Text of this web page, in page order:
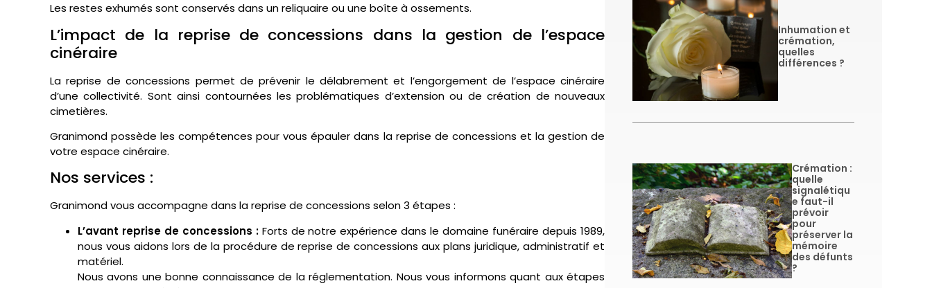
Les restes exhumés sont conservés dans un reliquaire ou une boîte à ossements.
L’impact de la reprise de concessions dans la gestion de l’espace
cinéraire
La reprise de concessions permet de prévenir le délabrement et l’engorgement de l’espace cinéraire
d’une collectivité. Sont ainsi contournées les problématiques d’extension ou de création de nouveaux
cimetières.
Granimond possède les compétences pour vous épauler dans la reprise de concessions et la gestion de
votre espace cinéraire.
Nos services :
Granimond vous accompagne dans la reprise de concessions selon 3 étapes :
L’avant reprise de concessions : Forts de notre expérience dans le domaine funéraire depuis 1989,
nous vous aidons lors de la procédure de reprise de concessions aux plans juridique, administratif et
matériel.
Nous avons une bonne connaissance de la réglementation. Nous vous informons quant aux étapes
Inhumation et
crémation,
quelles
différences ?
Crémation :
quelle
signalétiqu
e faut-il
prévoir
pour
préserver la
mémoire
des défunts
?